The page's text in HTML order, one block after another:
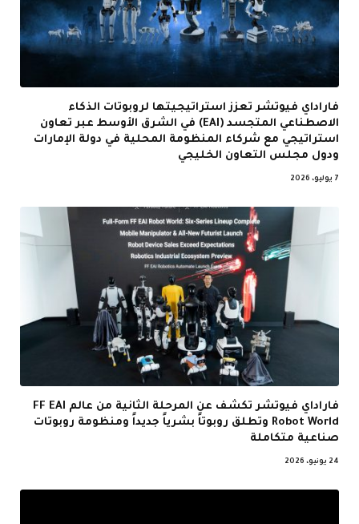
فاراداي فيوتشر تعزز استراتيجيتها لروبوتات الذكاء
الاصطناعي المتجسد (EAI) في الشرق الأوسط عبر تعاون
استراتيجي مع شركاء المنظومة المحلية في دولة الإمارات
ودول مجلس التعاون الخليجي
7 يوليو، 2026
فاراداي فيوتشر تكشف عن المرحلة الثانية من عالم FF EAI
Robot World وتطلق روبوتاً بشرياً جديداً ومنظومة روبوتات
صناعية متكاملة
24 يونيو، 2026